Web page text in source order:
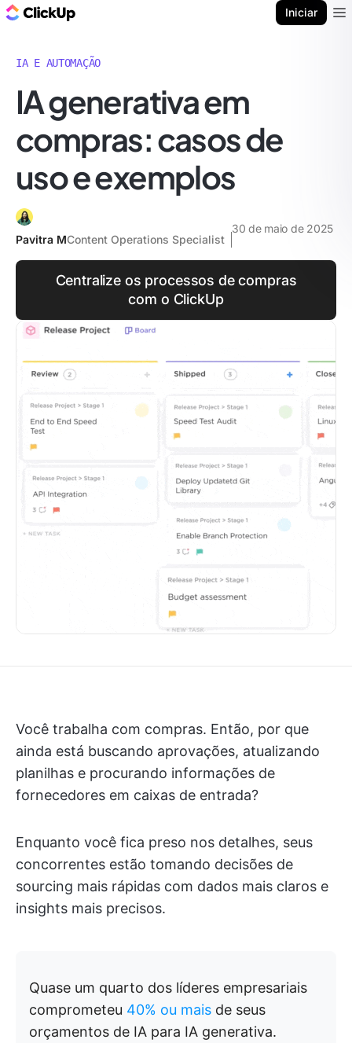
Iniciar
IA E AUTOMAÇÃO
IA generativa em
compras: casos de
uso e exemplos
Pavitra MContent Operations Specialist
30 de maio de 2025
Centralize os processos de compras
com o ClickUp
Você trabalha com compras. Então, por que
ainda está buscando aprovações, atualizando
planilhas e procurando informações de
fornecedores em caixas de entrada?
Enquanto você fica preso nos detalhes, seus
concorrentes estão tomando decisões de
sourcing mais rápidas com dados mais claros e
insights mais precisos.
Quase um quarto dos líderes empresariais
comprometeu 40% ou mais de seus
orçamentos de IA para IA generativa.